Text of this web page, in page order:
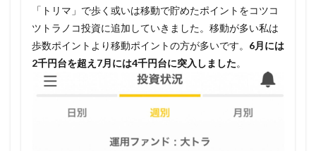
「トリマ」で歩く或いは移動で貯めたポイントをコツコ
ツトラノコ投資に追加していきました。移動が多い私は
歩数ポイントより移動ポイントの方が多いです。 6月には
2千円台を超え7月には4千円台に突入しました。